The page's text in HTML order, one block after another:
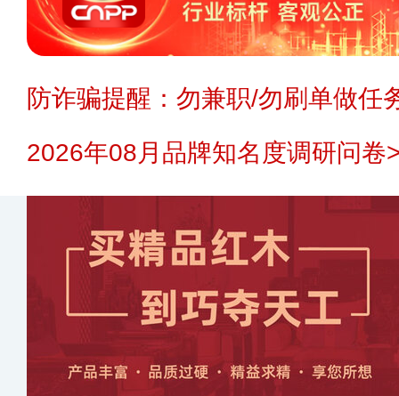
防诈骗提醒：勿兼职/勿刷单做任
2026年08月品牌知名度调研问卷